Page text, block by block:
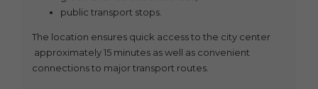
public transport stops.
The location ensures quick access to the city center
approximately 15 minutes as well as convenient
connections to major transport routes.